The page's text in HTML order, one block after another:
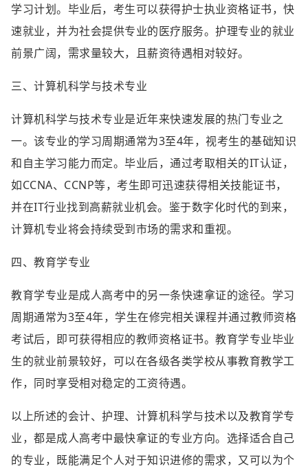
学习计划。毕业后，考生可以获得护士执业资格证书，快
速就业，并为社会提供专业的医疗服务。护理专业的就业
前景广阔，需求量较大，且薪资待遇相对较好。
三、计算机科学与技术专业
计算机科学与技术专业是近年来快速发展的热门专业之
一。该专业的学习周期通常为3至4年，视考生的基础知识
和自主学习能力而定。毕业后，通过考取相关的IT认证，
如CCNA、CCNP等，考生即可迅速获得相关技能证书，
并在IT行业找到高薪就业机会。鉴于数字化时代的到来，
计算机专业将会持续受到市场的需求和重视。
四、教育学专业
教育学专业是成人高考中的另一条快速拿证的途径。学习
周期通常为3至4年，学生在修完相关课程并通过教师资格
考试后，即可获得相应的教师资格证书。教育学专业毕业
生的就业前景较好，可以在各级各类学校从事教育教学工
作，同时享受相对稳定的工资待遇。
以上所述的会计、护理、计算机科学与技术以及教育学专
业，都是成人高考中最快拿证的专业方向。选择适合自己
的专业，既能满足个人对于知识进修的需求，又可以为个